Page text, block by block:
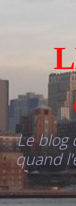
Le blog
quand